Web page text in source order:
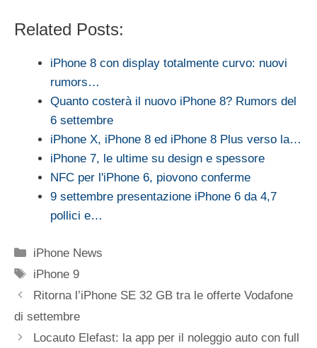
Related Posts:
iPhone 8 con display totalmente curvo: nuovi
rumors…
Quanto costerà il nuovo iPhone 8? Rumors del
6 settembre
iPhone X, iPhone 8 ed iPhone 8 Plus verso la…
iPhone 7, le ultime su design e spessore
NFC per l'iPhone 6, piovono conferme
9 settembre presentazione iPhone 6 da 4,7
pollici e…
Categorie
iPhone News
Tag
iPhone 9
Ritorna l’iPhone SE 32 GB tra le offerte Vodafone
di settembre
Locauto Elefast: la app per il noleggio auto con full